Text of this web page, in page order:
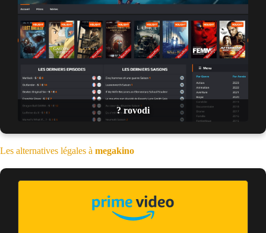
? rovodi
Les alternatives légales à megakino